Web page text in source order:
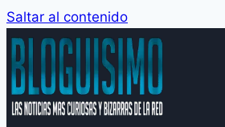
Saltar al contenido